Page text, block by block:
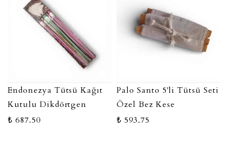
Endonezya Tütsü Kağıt
Kutulu Dikdörtgen
₺ 687.50
Palo Santo 5'li Tütsü Seti
Özel Bez Kese
₺ 593.75